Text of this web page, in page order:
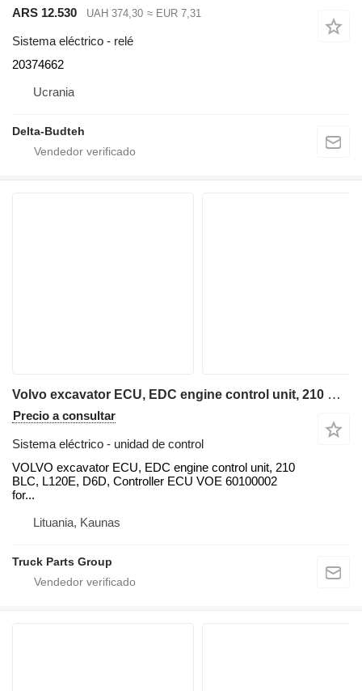
ARS 12.530
UAH 374,30 ≈ EUR 7,31
Sistema eléctrico - relé
20374662
Ucrania
Delta-Budteh
Volvo excavator ECU, EDC engine control unit, 210 BLC, L120E, D6D, Con VOLVO unidad de control para Volvo VOLVO excavator ECU, EDC engine control unit, 210 BLC, L120E, D6D, Controller ECU VOE 60100002 for Volvo Excavator EC210B EC240B EC290, ECU / Controller YN22E00037F2 Fits KOBELCO Excavator SK200-6, Cab Controller Panel V-ECU 14531360 for Volvo EC240B EC290B EC330B EC360B, VOLVO EC210EC240 EXCAVATOR ECU Control Panel 60100000, 20577135, NEW+USED units, EC210 018265, 14518349 control - VECU, 14594697 EC140 EC210 EC240 EC290 VECU, 14594697, VCE56001204, D7D WAE2 retroexcavadora
Precio a consultar
Sistema eléctrico - unidad de control
VOLVO excavator ECU, EDC engine control unit, 210
BLC, L120E, D6D, Controller ECU VOE 60100002
for...
Lituania, Kaunas
Truck Parts Group